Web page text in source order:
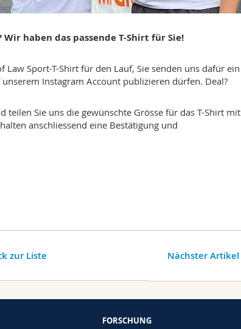
haben das passende T-Shirt für Sie!
Sport-T-Shirt für den Lauf, Sie senden uns dafür ein
Instagram Account publizieren dürfen. Deal?
teilen Sie uns die gewünschte Grösse für das T-Shirt mit
anschliessend eine Bestätigung und
Nächster Artikel
zur Liste
FORSCHUNG